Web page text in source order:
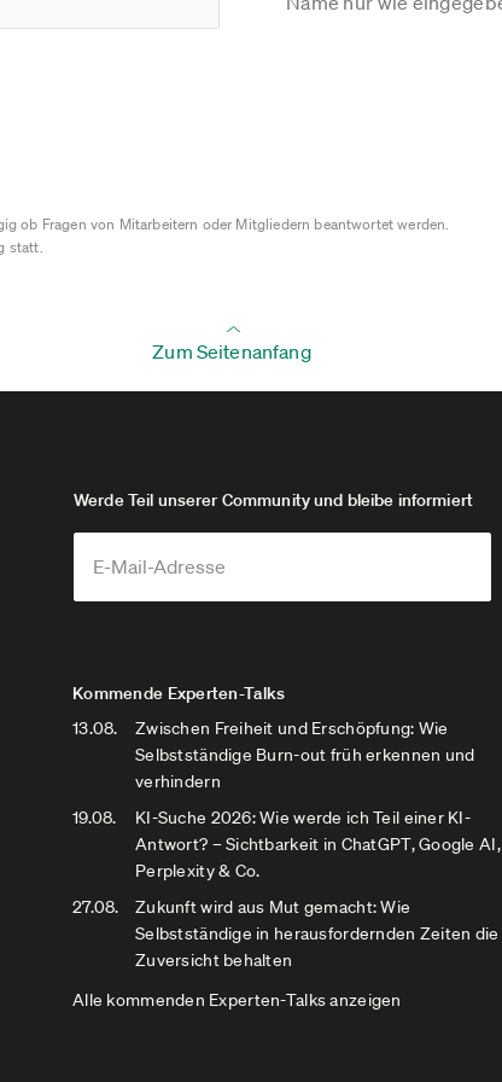
ob Fragen von Mitarbeitern oder Mitgliedern beantwortet werden.
statt.
Zum Seitenanfang
Werde Teil unserer Community und bleibe informiert
Kommende Experten-Talks
13.08.
Zwischen Freiheit und Erschöpfung: Wie
Selbstständige Burn-out früh erkennen und
verhindern
19.08.
KI-Suche 2026: Wie werde ich Teil einer KI-
Antwort? – Sichtbarkeit in ChatGPT, Google AI,
Perplexity & Co.
27.08.
Zukunft wird aus Mut gemacht: Wie
Selbstständige in herausfordernden Zeiten die
Zuversicht behalten
Alle kommenden Experten-Talks anzeigen